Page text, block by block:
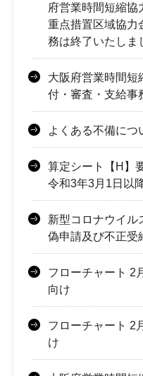
府営業時間短縮協
重点措置区域協力
務は終了いたしま
大阪府営業時間短
付・審査・支給事
よくある不備につ
算定シート【H】
令和3年3月1日以
新型コロナウイル
偽申請及び不正受
フローチャート 2
向け
フローチャート 2
け